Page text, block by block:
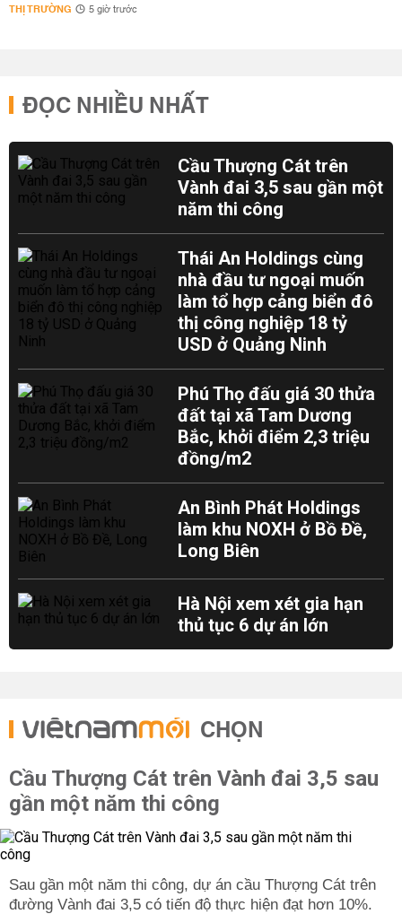
THỊ TRƯỜNG 5 giờ trước
ĐỌC NHIỀU NHẤT
Cầu Thượng Cát trên
Vành đai 3,5 sau gần một
năm thi công
Thái An Holdings cùng
nhà đầu tư ngoại muốn
làm tổ hợp cảng biển đô
thị công nghiệp 18 tỷ
USD ở Quảng Ninh
Phú Thọ đấu giá 30 thửa
đất tại xã Tam Dương
Bắc, khởi điểm 2,3 triệu
đồng/m2
An Bình Phát Holdings
làm khu NOXH ở Bồ Đề,
Long Biên
Hà Nội xem xét gia hạn
thủ tục 6 dự án lớn
CHỌN
Cầu Thượng Cát trên Vành đai 3,5 sau
gần một năm thi công
Sau gần một năm thi công, dự án cầu Thượng Cát trên
đường Vành đai 3,5 có tiến độ thực hiện đạt hơn 10%.